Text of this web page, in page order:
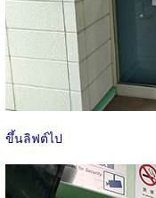
ขึ้นลิฟต์ไป